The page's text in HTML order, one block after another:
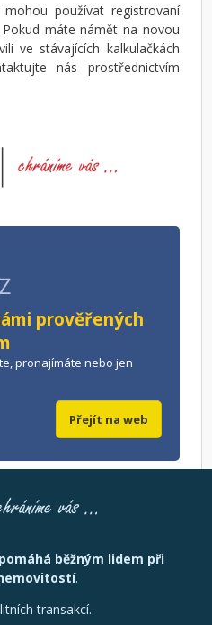
používat registrovaní
Pokud máte námět na novou
ve stávajících kalkulačkách
nás prostřednictvím
prověřených
pronajímáte nebo jen
Přejít na web
pomáhá běžným lidem při
.
transakcí.